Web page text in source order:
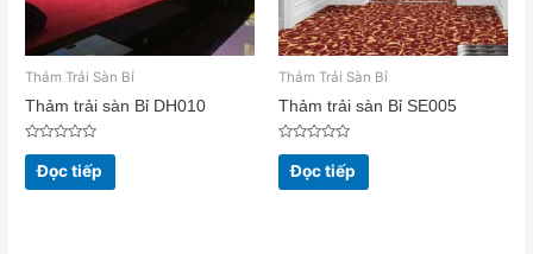
Thảm Trải Sàn Bỉ
Thảm trải sàn Bỉ DH010
Được
xếp
hạng
0
Đọc tiếp
Thảm Trải Sàn Bỉ
Thảm trải sàn Bỉ SE005
Được
xếp
hạng
0
Đọc tiếp